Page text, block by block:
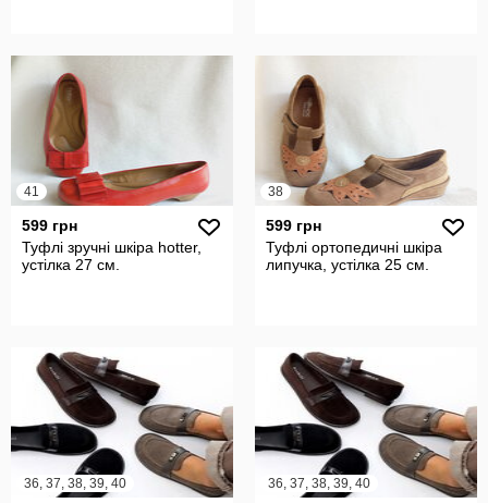
41
599 грн
Туфлі зручні шкіра hotter,
устілка 27 см.
38
599 грн
Туфлі ортопедичні шкіра
липучка, устілка 25 см.
36, 37, 38, 39, 40 36, 37, 38, 39, 40